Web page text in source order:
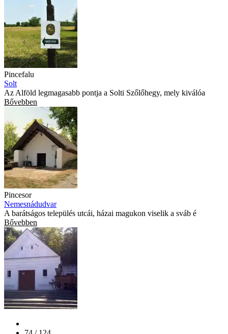
Pincefalu
Solt
Az Alföld legmagasabb pontja a Solti Szőlőhegy, mely kiválóa
Bővebben
Pincesor
Nemesnádudvar
A barátságos település utcái, házai magukon viselik a sváb é
Bővebben